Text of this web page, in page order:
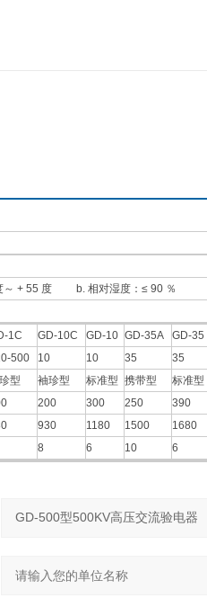
+ 55 度 b. 相对湿度：≤ 90 ％
1C GD-10C GD-10 GD-35A GD-35
500 10 10 35 35
型 袖珍型 标准型 携带型 标准型
200 300 250 390
930 1180 1500 1680
8 6 10 6